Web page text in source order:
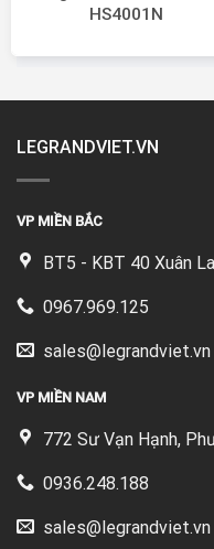
HS4001N
LEGRANDVIET.VN
VP MIỀN BẮC
BT5 - KBT 40 Xuân
0967.969.125
sales@legrandviet.vn
VP MIỀN NAM
772 Sư Vạn Hạnh,
0936.248.188
sales@legrandviet.vn